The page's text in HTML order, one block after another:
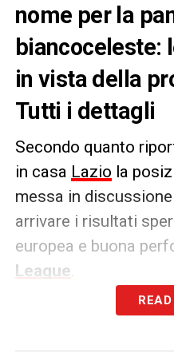
nome per la
biancoceleste:
in vista della
Tutti i dettagli
Secondo quanto
in casa Lazio la
messa in
arrivare i risultati
europea e buona
League
Tra i nomi del